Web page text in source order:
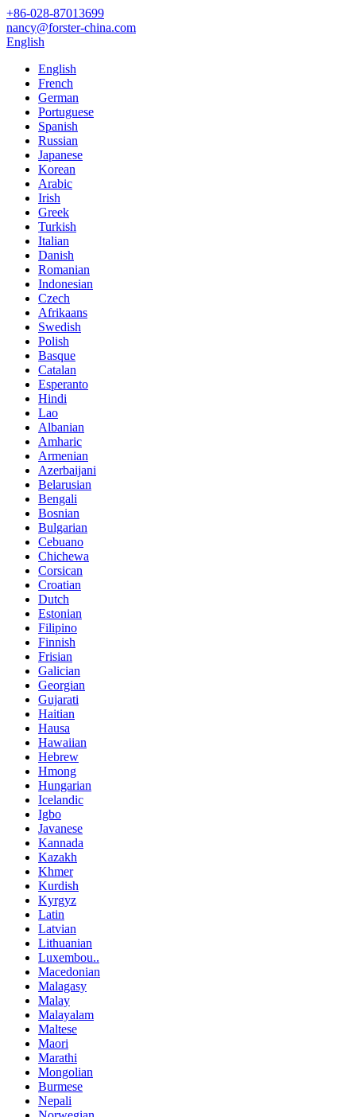
+86-028-87013699
nancy@forster-china.com
English
English
French
German
Portuguese
Spanish
Russian
Japanese
Korean
Arabic
Irish
Greek
Turkish
Italian
Danish
Romanian
Indonesian
Czech
Afrikaans
Swedish
Polish
Basque
Catalan
Esperanto
Hindi
Lao
Albanian
Amharic
Armenian
Azerbaijani
Belarusian
Bengali
Bosnian
Bulgarian
Cebuano
Chichewa
Corsican
Croatian
Dutch
Estonian
Filipino
Finnish
Frisian
Galician
Georgian
Gujarati
Haitian
Hausa
Hawaiian
Hebrew
Hmong
Hungarian
Icelandic
Igbo
Javanese
Kannada
Kazakh
Khmer
Kurdish
Kyrgyz
Latin
Latvian
Lithuanian
Luxembou..
Macedonian
Malagasy
Malay
Malayalam
Maltese
Maori
Marathi
Mongolian
Burmese
Nepali